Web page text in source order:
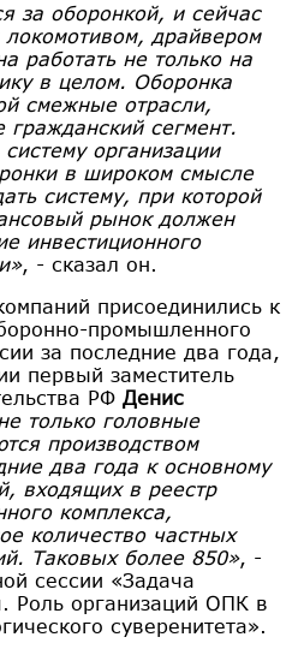
за оборонкой, и сейчас
локомотивом, драйвером
работать не только на
в целом. Оборонка
смежные отрасли,
гражданский сегмент.
организации
в широком смысле
систему, при которой
рынок должен
инвестиционного
, - сказал он.
присоединились к
промышленного
за последние два года,
первый заместитель
РФ Денис
только головные
производством
два года к основному
входящих в реестр
комплекса,
количество частных
Таковых более 850», -
сессии «Задача
Роль организаций ОПК в
суверенитета».